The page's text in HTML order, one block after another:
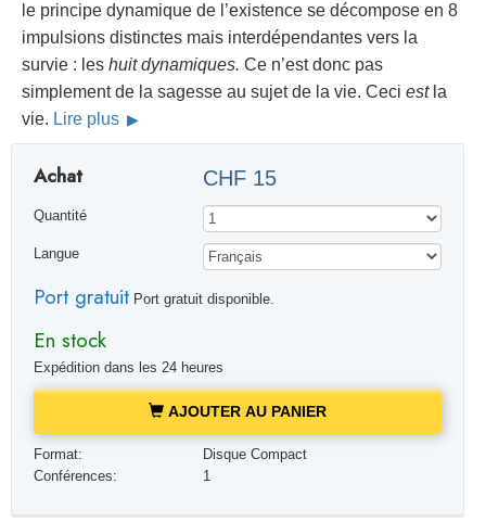
le principe dynamique de l’existence se décompose en 8
impulsions distinctes mais interdépendantes vers la
survie : les huit dynamiques. Ce n’est donc pas
simplement de la sagesse au sujet de la vie. Ceci estla
vie. Lire plus
Achat CHF 15
Quantité
Langue
Port gratuitPort gratuit disponible.
En stock
Expédition dans les 24 heures
AJOUTER AU PANIER
Format:
Disque Compact
Conférences:
1